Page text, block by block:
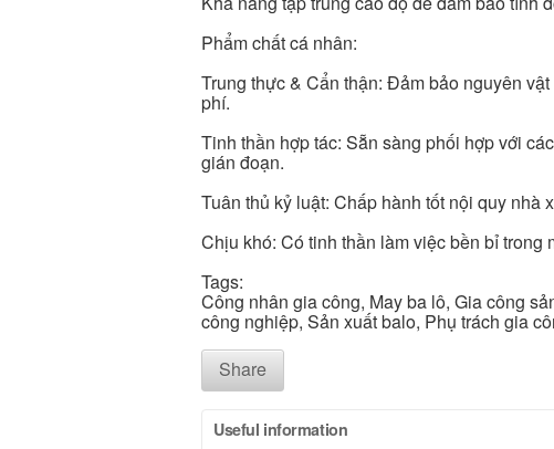
Phẩm chất cá nhân:
Trung thực & Cẩn thận: Đảm bảo nguyên
phí.
Tinh thần hợp tác: Sẵn sàng phối hợp với
gián đoạn.
Tuân thủ kỷ luật: Chấp hành tốt nội quy nhà
Chịu khó: Có tinh thần làm việc bền bỉ trong
Tags:
Công nhân gia công, May ba lô, Gia công
công nghiệp, Sản xuất balo, Phụ trách gia
Share
Useful information